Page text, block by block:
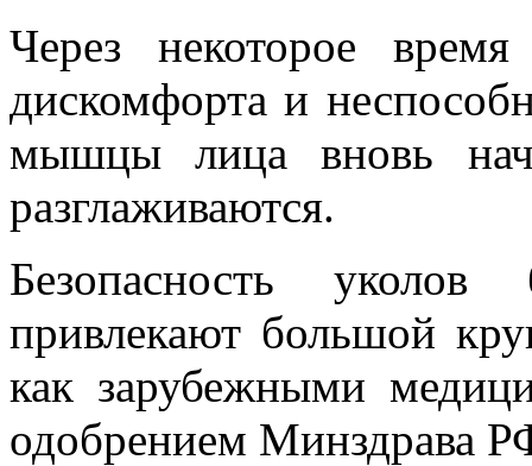
Через некоторое
дискомфорта и
мышцы лица вновь
разглаживаются.
Безопасность
привлекают большой
как зарубежными
одобрением Минздрава